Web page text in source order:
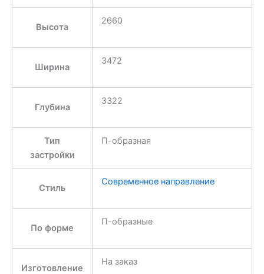
Высота
2660
Ширина
3472
Глубина
3322
Тип
застройки
П-образная
Стиль
Современное направление
По форме
П-образные
Изготовление
На заказ